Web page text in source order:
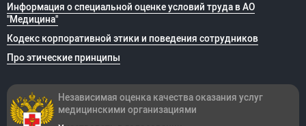
Информация о специальной оценке условий труда в АО
"Медицина"
Кодекс корпоративной этики и поведения сотрудников
Про этические принципы
Независимая оценка качества оказания услуг
медицинскими организациями